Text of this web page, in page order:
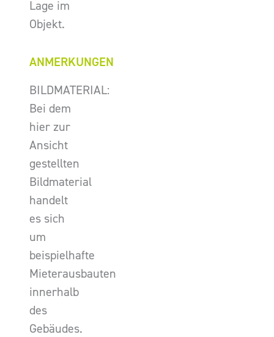
Lage im
Objekt.
ANMERKUNGEN
BILDMATERIAL:
Bei dem
hier zur
Ansicht
gestellten
Bildmaterial
handelt
es sich
um
beispielhafte
Mieterausbauten
innerhalb
des
Gebäudes.